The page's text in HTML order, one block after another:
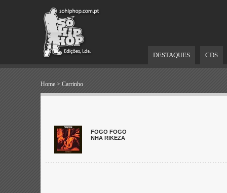
DESTAQUES CDS
Home > Carrinho
FOGO FOGO
NHA RIKEZA